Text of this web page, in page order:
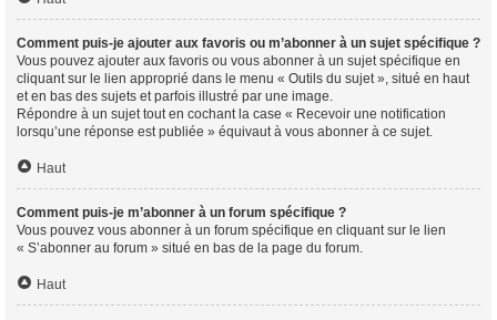
Comment puis-je ajouter aux favoris ou m’abonner à un sujet spécifique ?
Vous pouvez ajouter aux favoris ou vous abonner à un sujet spécifique en
cliquant sur le lien approprié dans le menu « Outils du sujet », situé en haut
et en bas des sujets et parfois illustré par une image.
Répondre à un sujet tout en cochant la case « Recevoir une notification
lorsqu’une réponse est publiée » équivaut à vous abonner à ce sujet.
Haut
Comment puis-je m’abonner à un forum spécifique ?
Vous pouvez vous abonner à un forum spécifique en cliquant sur le lien
« S’abonner au forum » situé en bas de la page du forum.
Haut